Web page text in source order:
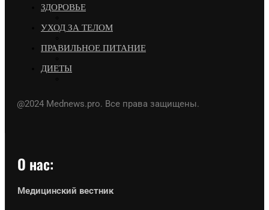
ЗДОРОВЬЕ
УХОД ЗА ТЕЛОМ
ПРАВИЛЬНОЕ ПИТАНИЕ
ДИЕТЫ
@2024 Mednews.pro. Все права защищены.
О нас:
Медицинский вестник